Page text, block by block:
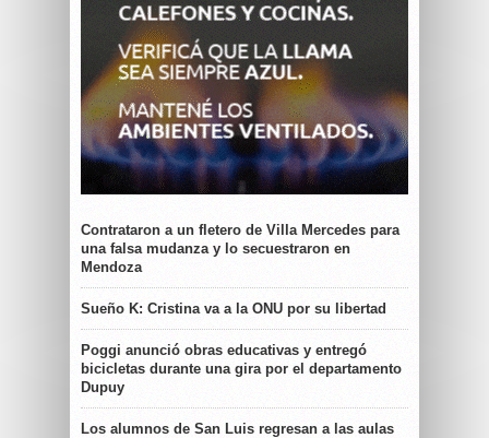
Contrataron a un fletero de Villa Mercedes para
una falsa mudanza y lo secuestraron en
Mendoza
Sueño K: Cristina va a la ONU por su libertad
Poggi anunció obras educativas y entregó
bicicletas durante una gira por el departamento
Dupuy
Los alumnos de San Luis regresan a las aulas